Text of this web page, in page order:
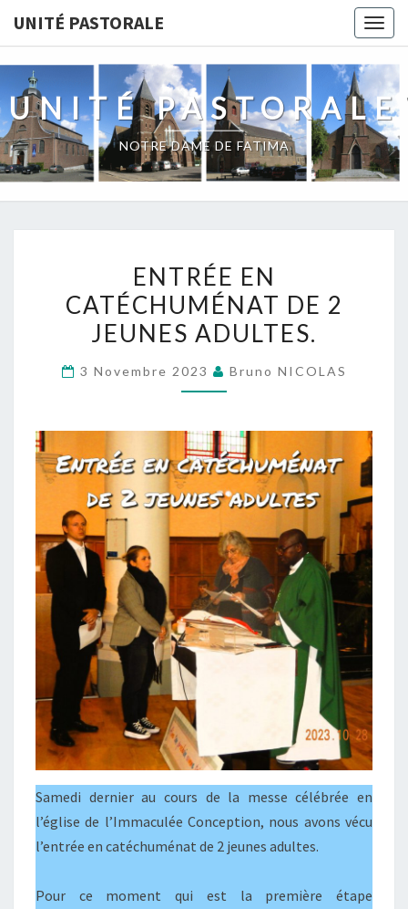
UNITÉ PASTORALE
UNITÉ PASTORALE
NOTRE DAME DE FATIMA
EN
CATÉCHUMÉNAT
DE
JEUNES
ENTRÉE EN
CATÉCHUMÉNAT DE 2
JEUNES ADULTES.
3 Novembre 2023 Bruno NICOLAS
Samedi dernier au cours de la messe célébrée en
l’église de l’Immaculée Conception, nous avons vécu
l’entrée en catéchuménat de 2 jeunes adultes.
Pour ce moment qui est la première étape